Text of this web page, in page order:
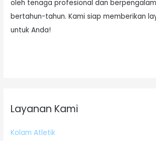
oleh tenaga profesional dan
bertahun-tahun. Kami siap memberikan
untuk Anda!
Layanan Kami
Kolam Atletik